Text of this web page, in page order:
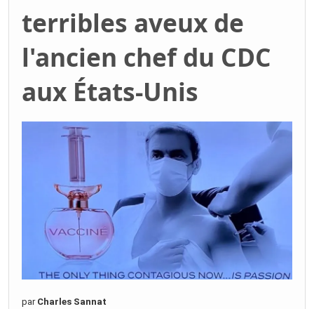
terribles aveux de
l'ancien chef du CDC
aux États-Unis
par Charles Sannat